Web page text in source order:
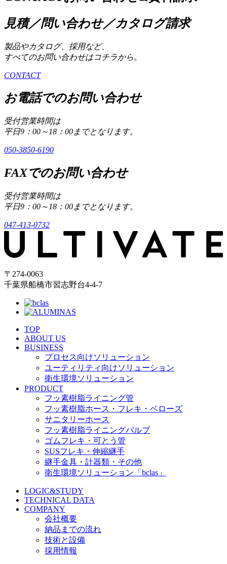
見積／問い合わせ／カタログ請求
製品やカタログ、採用など、
すべてのお問い合わせはコチラから。
CONTACT
お電話でのお問い合わせ
受付営業時間は
平日9：00～18：00までとなります。
050-3850-6190
FAXでのお問い合わせ
受付営業時間は
平日9：00～18：00までとなります。
047-413-0732
〒274-0063
千葉県船橋市習志野台4-4-7
TOP
ABOUT US
BUSINESS
プロセス向けソリューション
ユーティリティ向けソリューション
衛生環境ソリューション
PRODUCT
フッ素樹脂ライニング管
フッ素樹脂ホース・フレキ・ベローズ
サニタリーホース
フッ素樹脂ライニングバルブ
ゴムフレキ・可とう管
SUSフレキ・伸縮継手
継手金具・計器類・その他
衛生環境ソリューション「bclas」
LOGIC&STUDY
TECHNICAL DATA
COMPANY
会社概要
納品までの流れ
技術と設備
採用情報